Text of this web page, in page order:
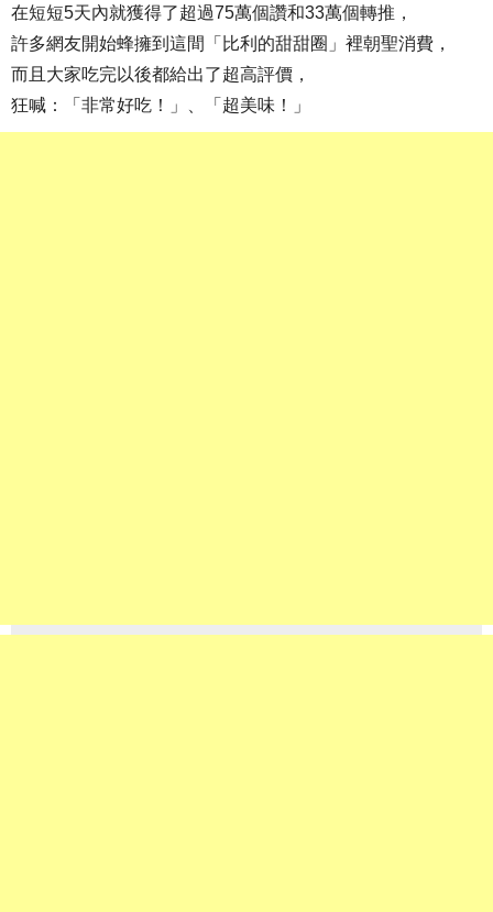
在短短5天內就獲得了超過75萬個讚和33萬個轉推，
許多網友開始蜂擁到這間「比利的甜甜圈」裡朝聖消費，
而且大家吃完以後都給出了超高評價，
狂喊：「非常好吃！」、「超美味！」